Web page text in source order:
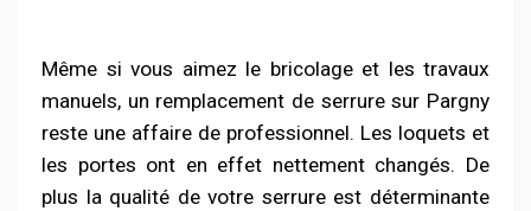
Même si vous aimez le bricolage et les travaux
manuels, un remplacement de serrure sur Pargny
reste une affaire de professionnel. Les loquets et
les portes ont en effet nettement changés. De
plus la qualité de votre serrure est déterminante